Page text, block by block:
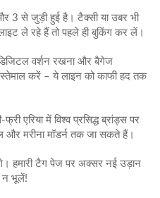
3 से जुड़ी हुई है। टैक्सी या उबर भी
ले रहे हैं तो पहले ही बुकिंग कर लें।
वर्शन रखना और बैगेज
करें – ये लाइन को काफी हद तक
एरिया में विश्व प्रसिद्ध ब्रांड्स पर
मरीना मॉडर्न तक जा सकते हैं।
हमारी टैग पेज पर अक्सर नई उड़ान
न भूलें!